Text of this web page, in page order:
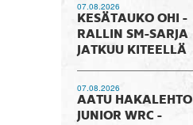
07.08.2026
KESÄTAUKO OHI -
RALLIN SM-SARJA
JATKUU KITEELLÄ
07.08.2026
AATU HAKALEHTO
JUNIOR WRC -